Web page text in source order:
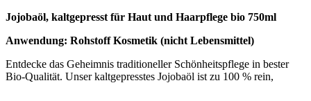
Jojobaöl, kaltgepresst für Haut und Haarpflege bio 750ml
Anwendung: Rohstoff Kosmetik (nicht Lebensmittel)
Entdecke das Geheimnis traditioneller Schönheitspflege in bester
Bio-Qualität. Unser kaltgepresstes Jojobaöl ist zu 100 % rein,